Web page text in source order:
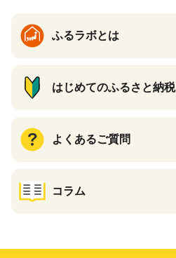
ふるラボとは
はじめてのふるさと納税
よくあるご質問
コラム